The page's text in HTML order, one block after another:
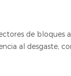
de bloques
al desgaste,